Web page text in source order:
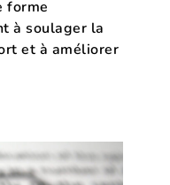
forme
à soulager la
et à améliorer